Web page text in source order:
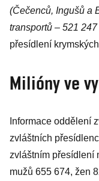
(Čečenců, Ingušů a
transportů – 521 247
přesídlení
Milióny ve
Informace oddělení
zvláštních
zvláštním přesídlení
mužů 655 674, žen